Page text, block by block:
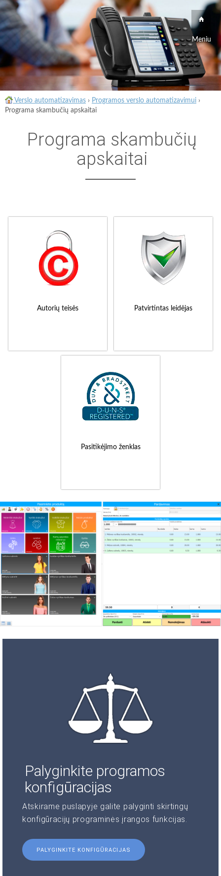
Meniu
Verslo automatizavimas › Programos verslo automatizavimui ›
Programa skambučių apskaitai
Programa skambučių
apskaitai
Autorių teisės Patvirtintas leidėjas
Pasitikėjimo ženklas
Palyginkite programos
konfigūracijas
Atskirame puslapyje galite palyginti skirtingų
konfigūracijų programinės įrangos funkcijas.
PALYGINKITE KONFIGŪRACIJAS